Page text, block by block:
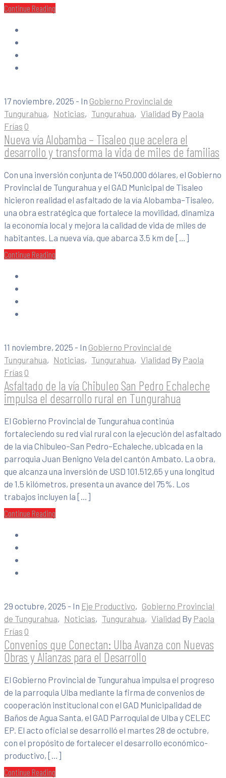
Continue Reading
17 noviembre, 2025 - In Gobierno Provincial de
Tungurahua‚ Noticias‚ Tungurahua‚ Vialidad By Paola
Frías 0
Nueva vía Alobamba – Tisaleo que acelera el
desarrollo y transforma la vida de miles de familias
Con una inversión conjunta de 1’450.000 dólares, el Gobierno
Provincial de Tungurahua y el GAD Municipal de Tisaleo
hicieron realidad el asfaltado de la vía Alobamba–Tisaleo,
una obra estratégica que fortalece la movilidad, dinamiza
la economía local y mejora la calidad de vida de miles de
habitantes. La nueva vía, que abarca 3.5 km de […]
Continue Reading
11 noviembre, 2025 - In Gobierno Provincial de
Tungurahua‚ Noticias‚ Tungurahua‚ Vialidad By Paola
Frías 0
Asfaltado de la vía Chibuleo San Pedro Echaleche
impulsa el desarrollo rural en Tungurahua
El Gobierno Provincial de Tungurahua continúa
fortaleciendo su red vial rural con la ejecución del asfaltado
de la vía Chibuleo–San Pedro–Echaleche, ubicada en la
parroquia Juan Benigno Vela del cantón Ambato. La obra,
que alcanza una inversión de USD 101.512,65 y una longitud
de 1.5 kilómetros, presenta un avance del 75%. Los
trabajos incluyen la […]
Continue Reading
29 octubre, 2025 - In Eje Productivo‚ Gobierno Provincial
de Tungurahua‚ Noticias‚ Tungurahua‚ Vialidad By Paola
Frías 0
Convenios que Conectan: Ulba Avanza con Nuevas
Obras y Alianzas para el Desarrollo
El Gobierno Provincial de Tungurahua impulsa el progreso
de la parroquia Ulba mediante la firma de convenios de
cooperación institucional con el GAD Municipalidad de
Baños de Agua Santa, el GAD Parroquial de Ulba y CELEC
EP. El acto oficial se desarrolló el martes 28 de octubre,
con el propósito de fortalecer el desarrollo económico-
productivo, […]
Continue Reading